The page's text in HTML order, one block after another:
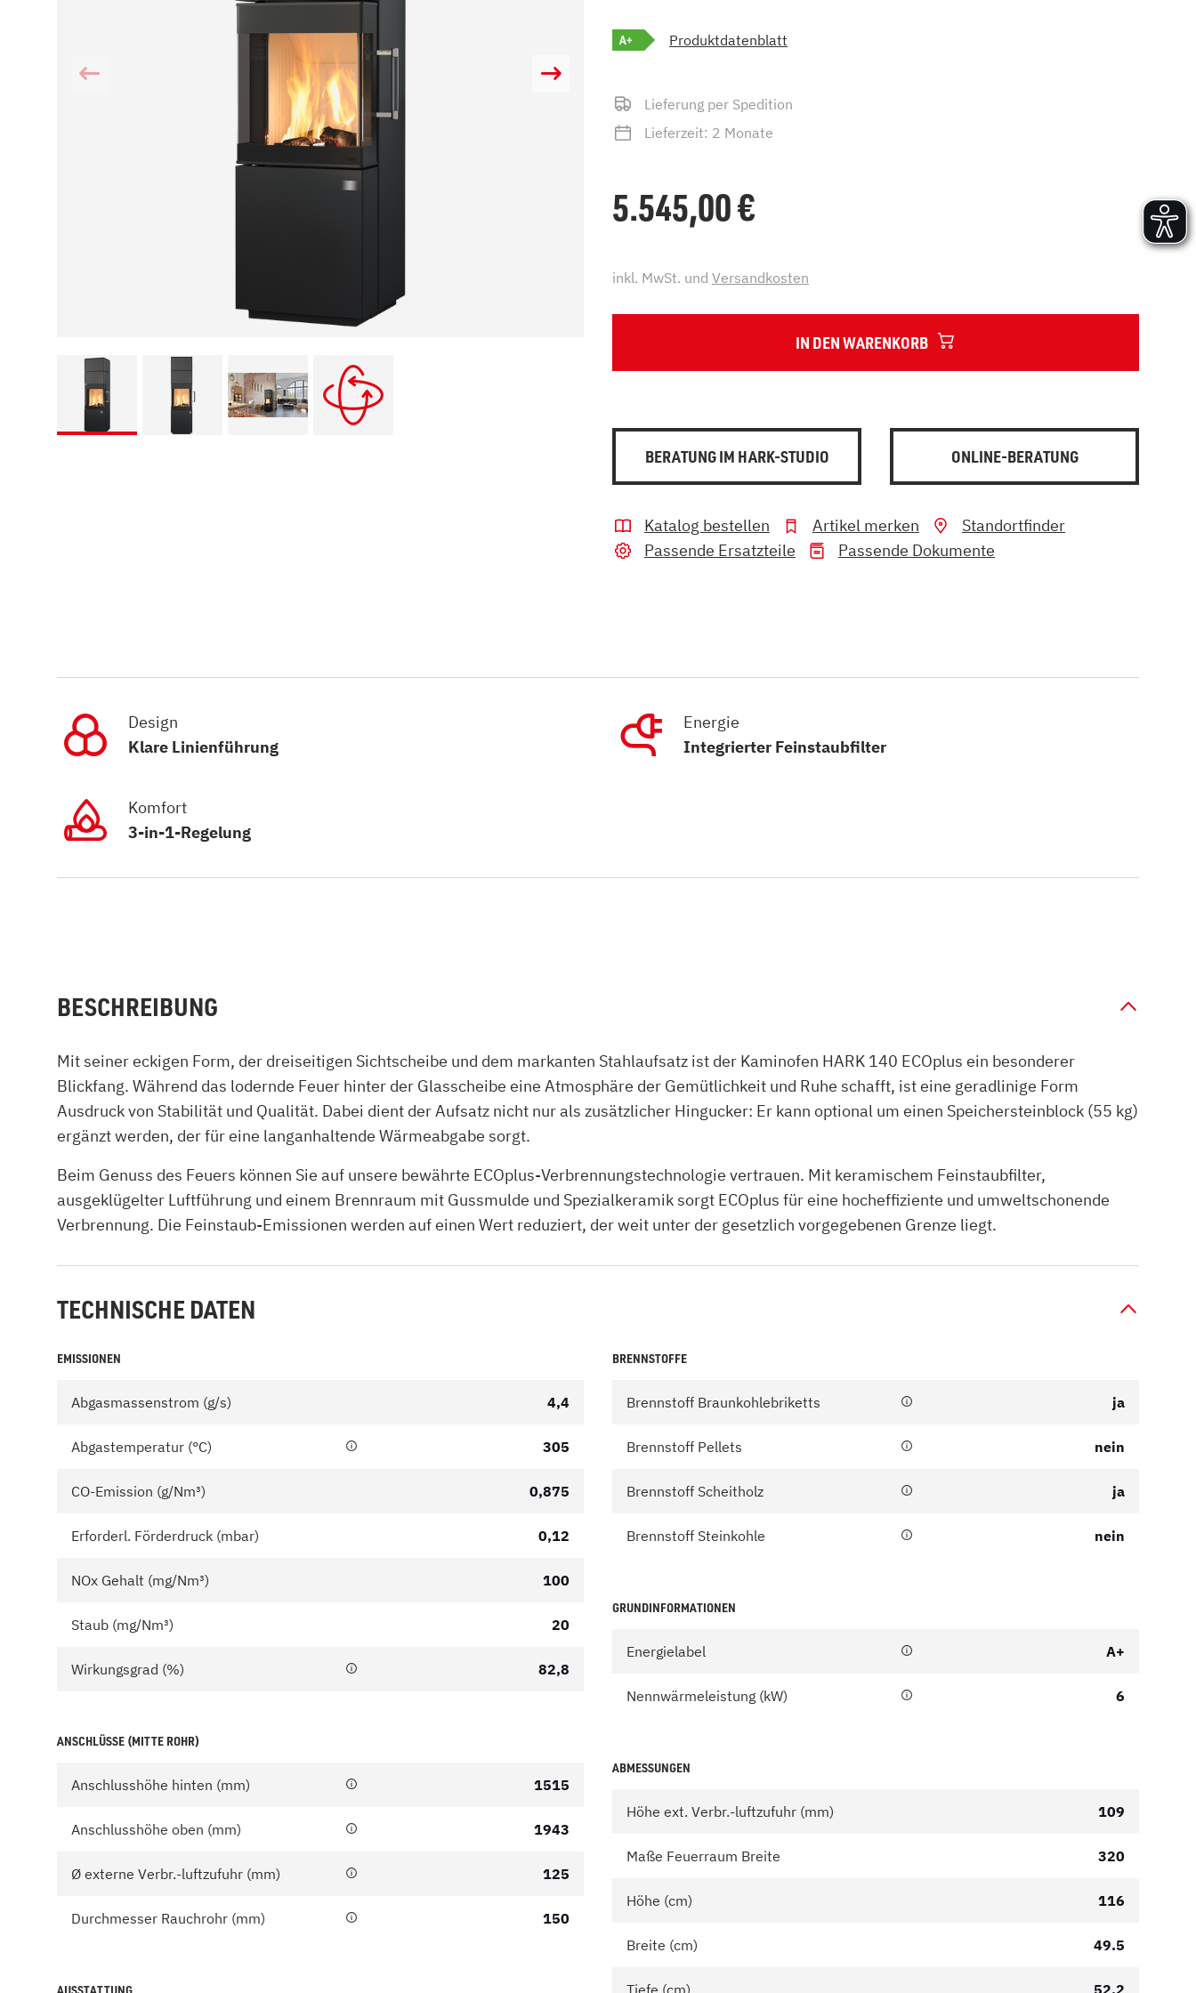
Kamin und Rauchmelder
Pelletofen im Wohnzimmer
Wärmepumpe mit Kamin
Holzvergaserkessel
Heizen mit Pellets
H bis N
A+ Produktdatenblatt
Lieferung per Spedition
Lieferzeit: 2 Monate
5.545,00€
inkl. MwSt. und Versandkosten
IN DEN WARENKORB
BERATUNG IM HARK-STUDIO ONLINE-BERATUNG
Katalog bestellen Artikel merken
Standortfinder
Passende Ersatzteile
Passende Dokumente
Design
Klare Linienführung
Energie
Integrierter Feinstaubfilter
Komfort
3-in-1-Regelung
BESCHREIBUNG
Mit seiner eckigen Form, der dreiseitigen Sichtscheibe und dem markanten Stahlaufsatz ist der Kaminofen HARK 140 ECOplus ein besonderer
Blickfang. Während das lodernde Feuer hinter der Glasscheibe eine Atmosphäre der Gemütlichkeit und Ruhe schafft, ist eine geradlinige Form
Ausdruck von Stabilität und Qualität. Dabei dient der Aufsatz nicht nur als zusätzlicher Hingucker: Er kann optional um einen Speichersteinblock (55 kg)
ergänzt werden, der für eine langanhaltende Wärmeabgabe sorgt.
Beim Genuss des Feuers können Sie auf unsere bewährte ECOplus-Verbrennungstechnologie vertrauen. Mit keramischem Feinstaubfilter,
ausgeklügelter Luftführung und einem Brennraum mit Gussmulde und Spezialkeramik sorgt ECOplus für eine hocheffiziente und umweltschonende
Verbrennung. Die Feinstaub-Emissionen werden auf einen Wert reduziert, der weit unter der gesetzlich vorgegebenen Grenze liegt.
TECHNISCHE DATEN
EMISSIONEN
Abgasmassenstrom (g/s) 4,4
Abgastemperatur (°C) 305
CO-Emission (g/Nm³) 0,875
Erforderl. Förderdruck (mbar) 0,12
NOx Gehalt (mg/Nm³) 100
Staub (mg/Nm³) 20
Wirkungsgrad (%) 82,8
ANSCHLÜSSE (MITTE ROHR)
Anschlusshöhe hinten (mm) 1515
Anschlusshöhe oben (mm) 1943
Ø externe Verbr.-luftzufuhr (mm) 125
Durchmesser Rauchrohr (mm) 150
BRENNSTOFFE
Brennstoff Braunkohlebriketts ja
Brennstoff Pellets nein
Brennstoff Scheitholz ja
Brennstoff Steinkohle nein
GRUNDINFORMATIONEN
Energielabel A+
Nennwärmeleistung (kW) 6
ABMESSUNGEN
Höhe ext. Verbr.-luftzufuhr (mm) 109
Maße Feuerraum Breite 320
Höhe (cm) 116
Breite (cm) 49.5
Tiefe (cm) 52.2